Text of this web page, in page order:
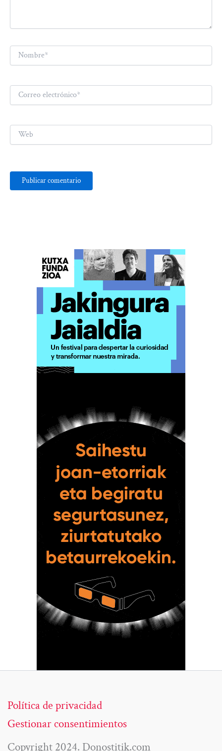
Nombre*
Correo
electrónico*
Web
Política de privacidad
Gestionar consentimientos
Copyright 2024. Donostitik.com